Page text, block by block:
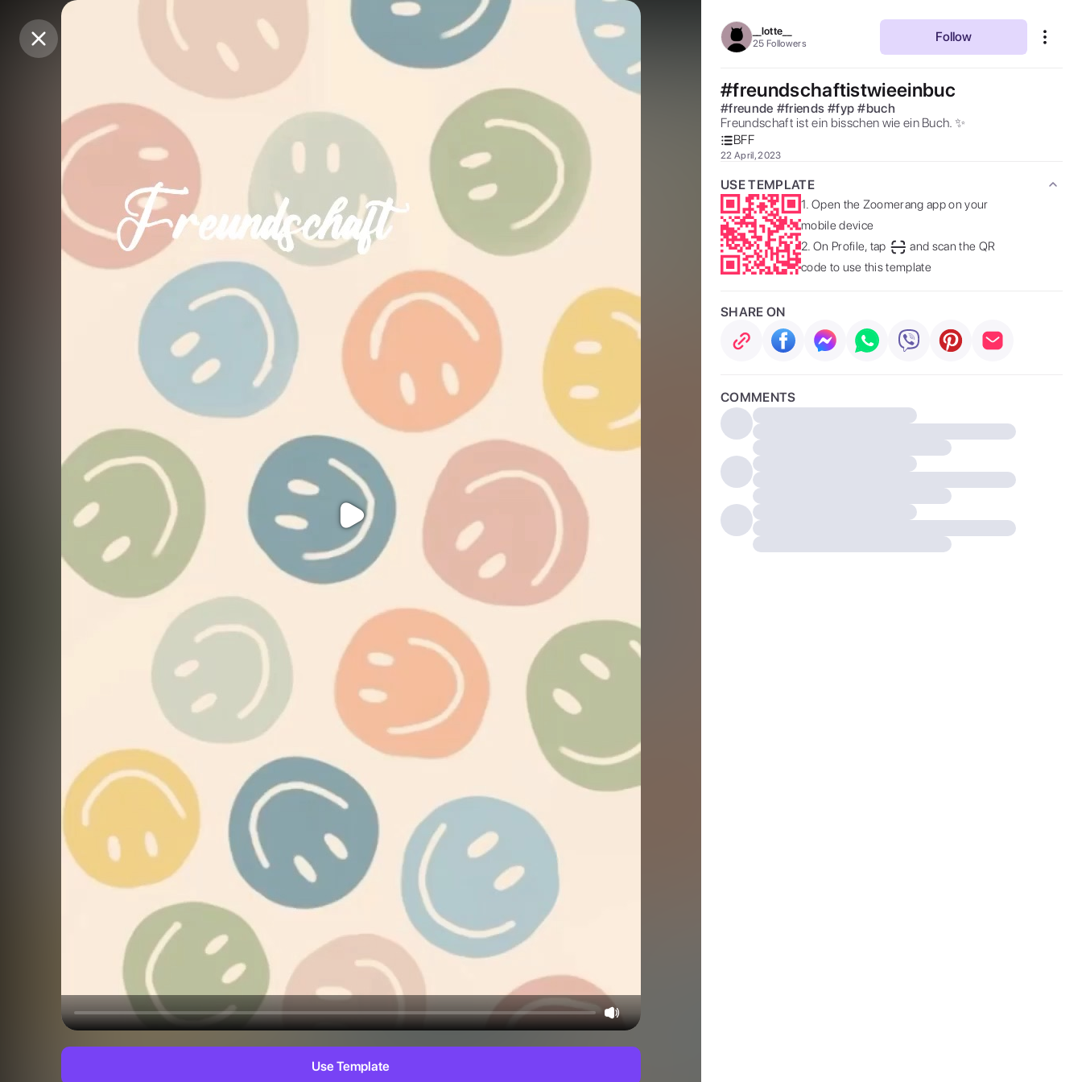
Purchase Coins Balance: 0
Purchase Coins
Use Template
__lotte__
25 Followers Follow
#freundschaftistwieeinbuc
#freunde #friends #fyp #buch
Freundschaft ist ein bisschen wie ein Buch. ✨
BFF
22 April, 2023
USE TEMPLATE
1. Open the Zoomerang app on your
mobile device
2. On Profile, tap
and scan the QR
code to use this template
SHARE ON
COMMENTS